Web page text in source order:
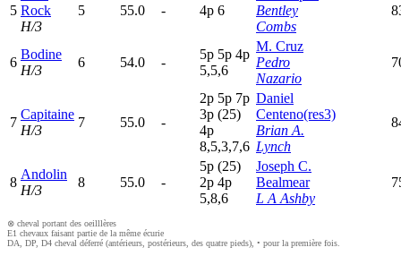
5 Rock
H/3
5 55.0 - 4p 6
Bentley
Combs
6
Bodine
H/3
6 54.0 -
5p 5p 4p
5,5,6
M. Cruz
Pedro
Nazario
7
Capitaine
H/3
7 55.0 -
2p 5p 7p
3p (25)
4p
8,5,3,7,6
Daniel
Centeno(res3)
Brian A.
Lynch
8
Andolin
H/3
8 55.0 -
5p (25)
2p 4p
5,8,6
Joseph C.
Bealmear
L A Ashby
⊗ cheval portant des oeilllères
E1 chevaux faisant partie de la même écurie
DA, DP, D4 cheval déferré (antérieurs, postérieurs, des quatre pieds), • pour la première fois.